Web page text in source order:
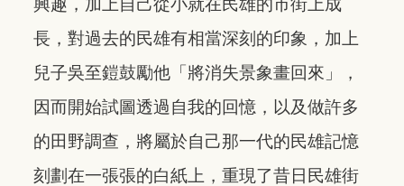
興趣，加上自己從小就在民雄的市街上成
長，對過去的民雄有相當深刻的印象，加上
兒子吳至鎧鼓勵他「將消失景象畫回來」，
因而開始試圖透過自我的回憶，以及做許多
的田野調查，將屬於自己那一代的民雄記憶
刻劃在一張張的白紙上，重現了昔日民雄街